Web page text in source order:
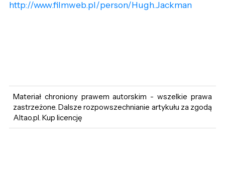
http://www.filmweb.pl/person/Hugh.Jackman
Materiał chroniony prawem autorskim - wszelkie prawa
zastrzeżone. Dalsze rozpowszechnianie artykułu za zgodą
Altao.pl. Kup licencję